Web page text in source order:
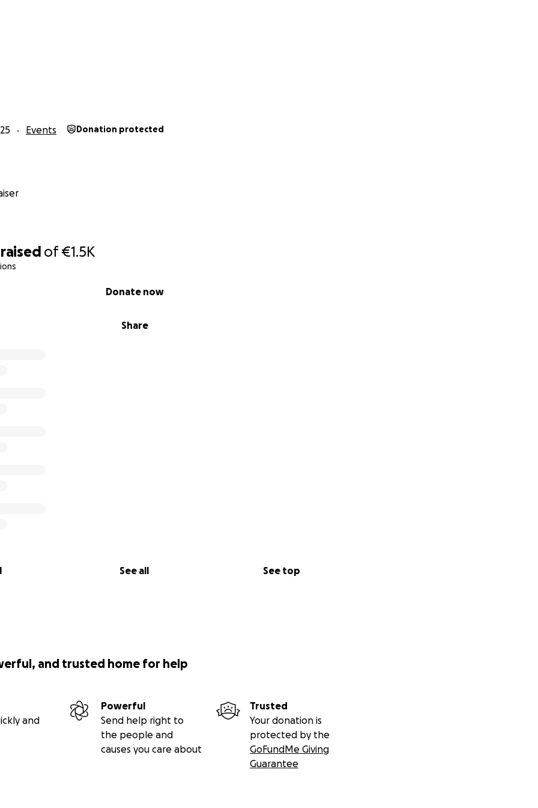
raised of€1.5K
Share
Donate now
See all See top
Events Donation protected
and trusted home for help
and
Powerful
Send help right to
the people and
causes you care about
Trusted
Your donation is
protected by the
GoFundMe Giving
Guarantee